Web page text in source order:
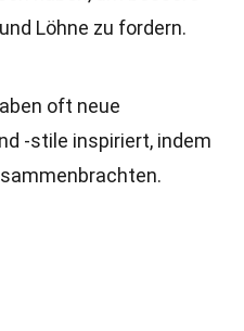
Löhne zu fordern.
oft neue
-stile inspiriert, indem